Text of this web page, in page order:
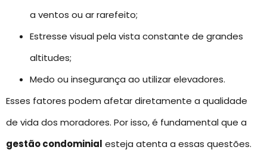
a ventos ou ar rarefeito;
Estresse visual pela vista constante de grandes
altitudes;
Medo ou insegurança ao utilizar elevadores.
Esses fatores podem afetar diretamente a qualidade
de vida dos moradores. Por isso, é fundamental que a
gestão condominial esteja atenta a essas questões.